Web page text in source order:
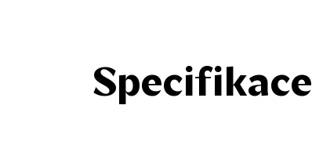
Specifikace